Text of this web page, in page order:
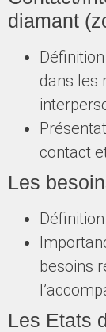
diamant
dans les
contact
Les
besoins
Les Etats